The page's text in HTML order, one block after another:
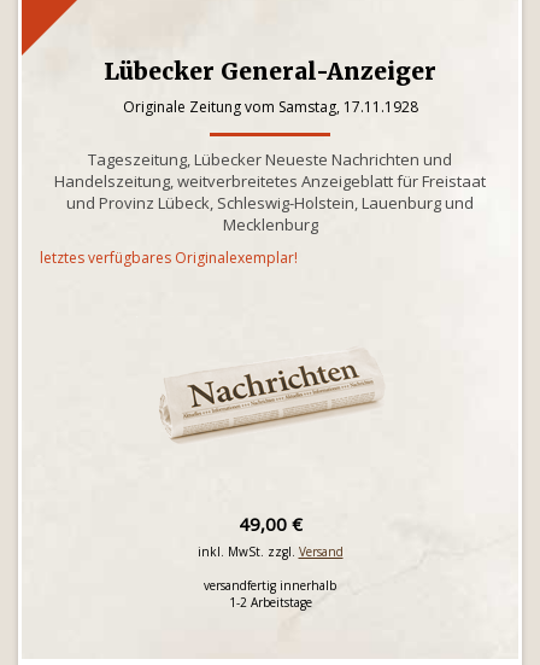
Lübecker General-Anzeiger
Originale Zeitung vom Samstag, 17.11.1928
Tageszeitung, Lübecker Neueste Nachrichten und
Handelszeitung, weitverbreitetes Anzeigeblatt für Freistaat
und Provinz Lübeck, Schleswig-Holstein, Lauenburg und
Mecklenburg
letztes verfügbares Originalexemplar!
49,00 €
inkl. MwSt. zzgl. Versand
versandfertig innerhalb
1-2 Arbeitstage